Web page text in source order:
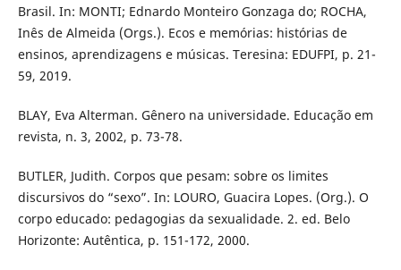
Brasil. In: MONTI; Ednardo Monteiro Gonzaga do; ROCHA,
Inês de Almeida (Orgs.). Ecos e memórias: histórias de
ensinos, aprendizagens e músicas. Teresina: EDUFPI, p. 21-
59, 2019.
BLAY, Eva Alterman. Gênero na universidade. Educação em
revista, n. 3, 2002, p. 73-78.
BUTLER, Judith. Corpos que pesam: sobre os limites
discursivos do “sexo”. In: LOURO, Guacira Lopes. (Org.). O
corpo educado: pedagogias da sexualidade. 2. ed. Belo
Horizonte: Autêntica, p. 151-172, 2000.